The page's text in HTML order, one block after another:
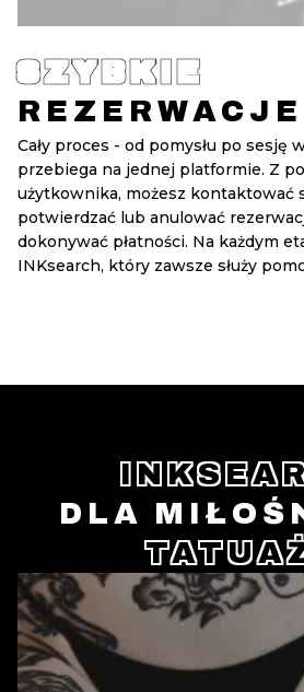
SZYBKIE
REZERWACJE
Cały proces - od pomysłu po sesję
przebiega na jednej platformie. Z
użytkownika, możesz kontaktować
potwierdzać lub anulować
dokonywać płatności. Na każdym
INKsearch, który zawsze służy
DLA